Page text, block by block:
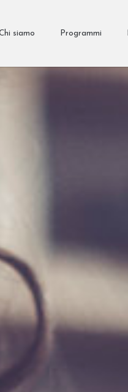
siamo Programmi